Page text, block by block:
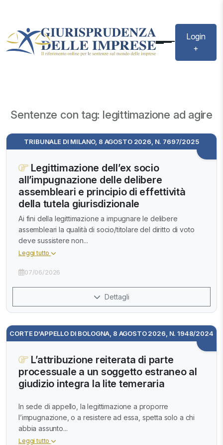
Login
+
Sentenze con tag: legittimazione ad agire
TRIBUNALE DI MILANO, 8 AGOSTO 2026, N. 7697/2025
Legittimazione dell’ex socio
all’impugnazione delle delibere
assembleari e principio di effettività
della tutela giurisdizionale
Ai fini della legittimazione a impugnare le delibere
assembleari la qualità di socio/titolare del diritto di voto
deve sussistere non...
Leggi tutto
07/06/2026
Dettagli
CORTE D'APPELLO DI BOLOGNA, 8 AGOSTO 2026, N. 1948/2024
L’attribuzione reiterata di parte
processuale a un soggetto estraneo al
giudizio integra la lite temeraria
In sede di appello, la legittimazione a proporre
l’impugnazione, o a resistere ad essa, spetta solo a chi
abbia assunto...
Leggi tutto